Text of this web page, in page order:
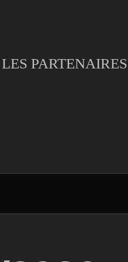
LES PARTENAIRES